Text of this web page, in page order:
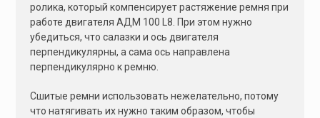
ролика, который компенсирует растяжение ремня при
работе двигателя АДМ 100 L8. При этом нужно
убедиться, что салазки и ось двигателя
перпендикулярны, а сама ось направлена
перпендикулярно к ремню.
Сшитые ремни использовать нежелательно, потому
что натягивать их нужно таким образом, чтобы